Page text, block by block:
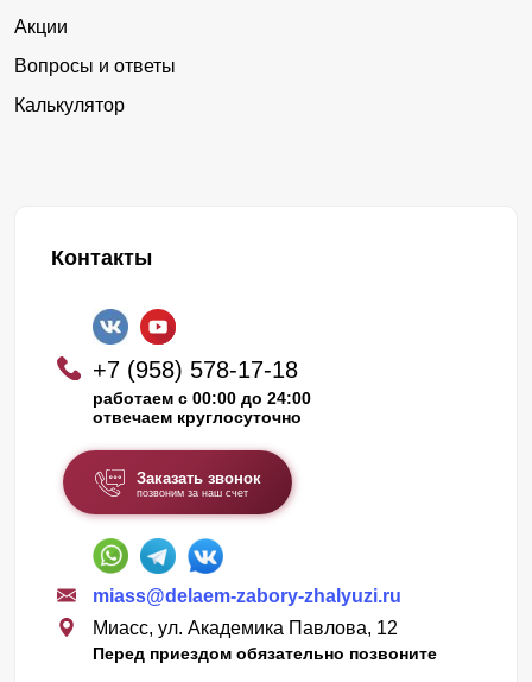
Акции
Вопросы и ответы
Калькулятор
Контакты
+7 (958) 578-17-18
работаем с 00:00 до 24:00
отвечаем круглосуточно
Заказать звонок
позвоним за наш счет
miass@delaem-zabory-zhalyuzi.ru
Миасс, ул. Академика Павлова, 12
Перед приездом обязательно позвоните